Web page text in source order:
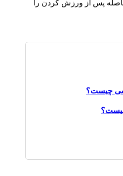
پس از ورزش کردن را
چیست؟